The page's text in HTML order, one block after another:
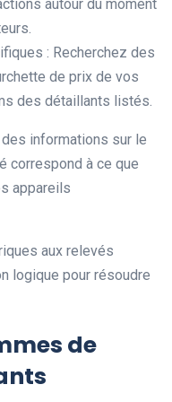
autour du moment
: Recherchez des
de prix de vos
des détaillants listés.
informations sur le
correspond à ce que
appareils
aux relevés
logique pour résoudre
de